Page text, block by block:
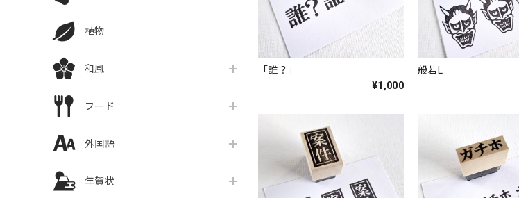
植物
和風
フード
外国語
年賀状
「誰？」
¥1,000
般若L